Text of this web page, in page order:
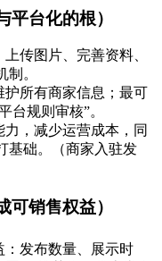
平台化的根）
传图片、完善资料、
。
护所有商家信息；最可
台规则审核”。
力，减少运营成本，同
基础。（商家入驻发
可销售权益）
：发布数量、展示时